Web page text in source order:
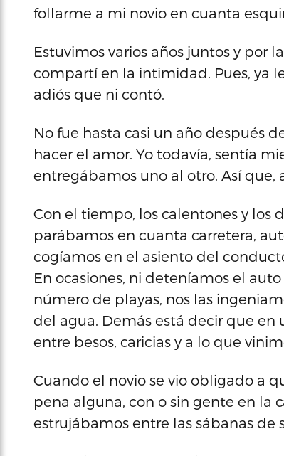
follarme a mi novio en cuanta
Estuvimos varios años juntos y por
compartí en la intimidad. Pues, ya
adiós que ni contó.
No fue hasta casi un año después
hacer el amor. Yo todavía, sentía
entregábamos uno al otro. Así que,
Con el tiempo, los calentones y los
parábamos en cuanta carretera,
cogíamos en el asiento del
En ocasiones, ni deteníamos el
número de playas, nos las
del agua. Demás está decir que en
entre besos, caricias y a lo que
Cuando el novio se vio obligado a
pena alguna, con o sin gente en la
estrujábamos entre las sábanas de